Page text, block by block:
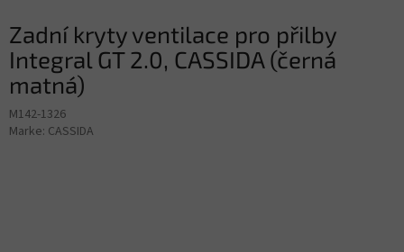
Zadní kryty ventilace pro přilby
Integral GT 2.0, CASSIDA (černá
matná)
M142-1326
Marke: CASSIDA